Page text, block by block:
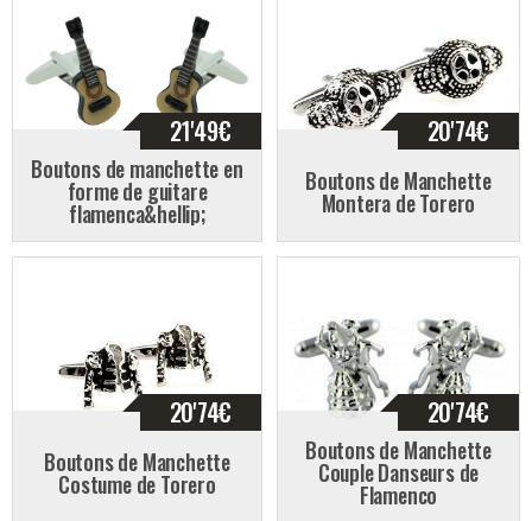
21'49€
Boutons de manchette en
forme de guitare
flamenca&hellip;
20'74€
Boutons de Manchette
Montera de Torero
20'74€
Boutons de Manchette
Costume de Torero
20'74€
Boutons de Manchette
Couple Danseurs de
Flamenco